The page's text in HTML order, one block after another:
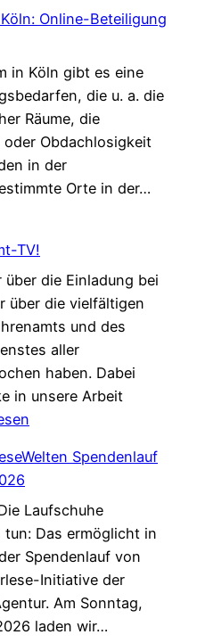
ä
k
u
g
e
n
s
m
G
h
ü
t
t
u
a
n
d
r
Online-Beteiligung
in Köln gibt es eine
die u. a. die
Räume, die
Obdachlosigkeit
in der
Orte in der…
a
a
ü
TV!
die Einladung bei
über die vielfältigen
und des
aller
haben. Dabei
in unsere Arbeit
Spendenlauf
Laufschuhe
tun: Das ermöglicht in
Spendenlauf von
Initiative der
Am Sonntag,
laden wir…